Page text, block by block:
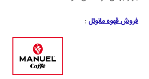
فروش قهوه مانوئل: